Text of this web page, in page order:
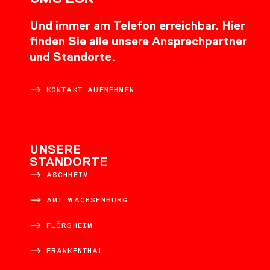
Und immer am Telefon erreichbar. Hier
finden Sie alle unsere Ansprechpartner
und Standorte.
KONTAKT AUFNEHMEN
UNSERE
STANDORTE
ASCHHEIM
AMT WACHSENBURG
FLÖRSHEIM
FRANKENTHAL